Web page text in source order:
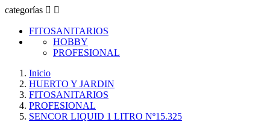
categorías  
FITOSANITARIOS
HOBBY
PROFESIONAL
Inicio
HUERTO Y JARDIN
FITOSANITARIOS
PROFESIONAL
SENCOR LIQUID 1 LITRO Nº15.325